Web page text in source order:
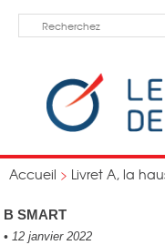
Accueil > Livret A, la
B SMART
• 12 janvier 2022